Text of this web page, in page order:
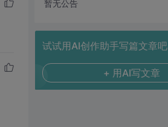
暂无公告
试试用AI创作助手写篇文章吧
+ 用AI写文章